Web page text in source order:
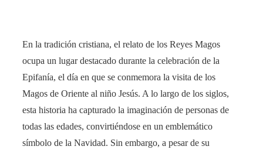
En la tradición cristiana, el relato de los Reyes Magos
ocupa un lugar destacado durante la celebración de la
Epifanía, el día en que se conmemora la visita de los
Magos de Oriente al niño Jesús. A lo largo de los siglos,
esta historia ha capturado la imaginación de personas de
todas las edades, convirtiéndose en un emblemático
símbolo de la Navidad. Sin embargo, a pesar de su